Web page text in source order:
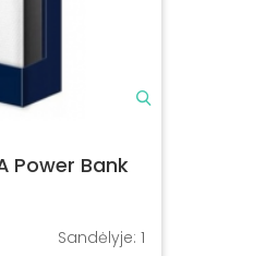
Power Bank
Sandėlyje: 1